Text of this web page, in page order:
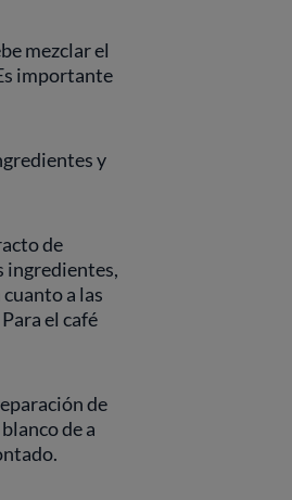
mezclar el
importante
y
de
ingredientes,
a las
el café
de
de a